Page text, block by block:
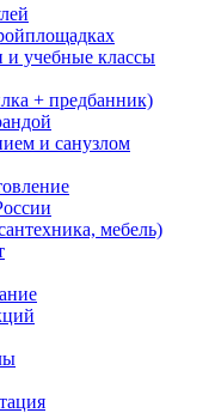
учебные классы
+ предбанник)
и санузлом
мебель)